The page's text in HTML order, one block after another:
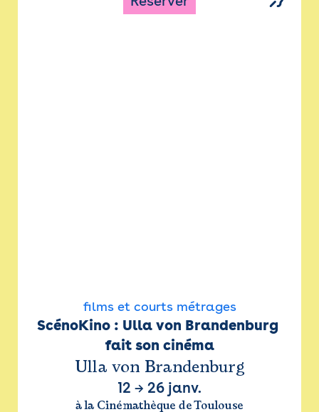
films et courts métrages
ScénoKino : Ulla von Brandenburg
fait son cinéma
Ulla von Brandenburg
12 → 26 janv.
à la Cinémathèque de Toulouse